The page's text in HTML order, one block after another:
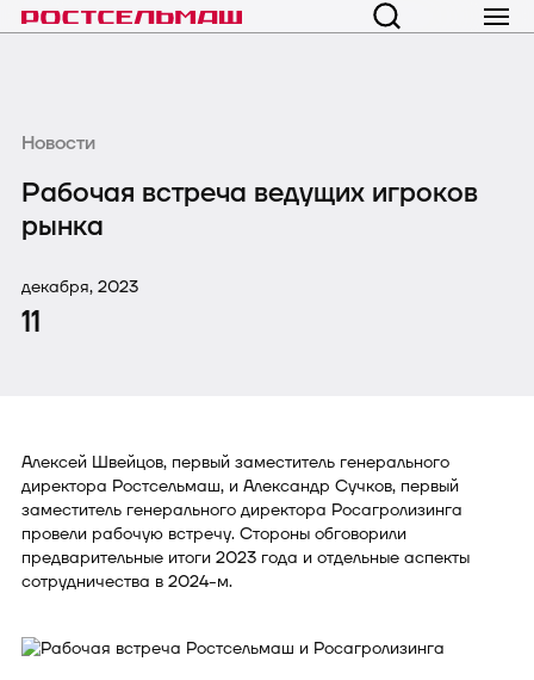
Новости
Рабочая встреча ведущих игроков
рынка
декабря, 2023
11
Алексей Швейцов, первый заместитель генерального
директора Ростсельмаш, и Александр Сучков, первый
заместитель генерального директора Росагролизинга
провели рабочую встречу. Стороны обговорили
предварительные итоги 2023 года и отдельные аспекты
сотрудничества в 2024-м.